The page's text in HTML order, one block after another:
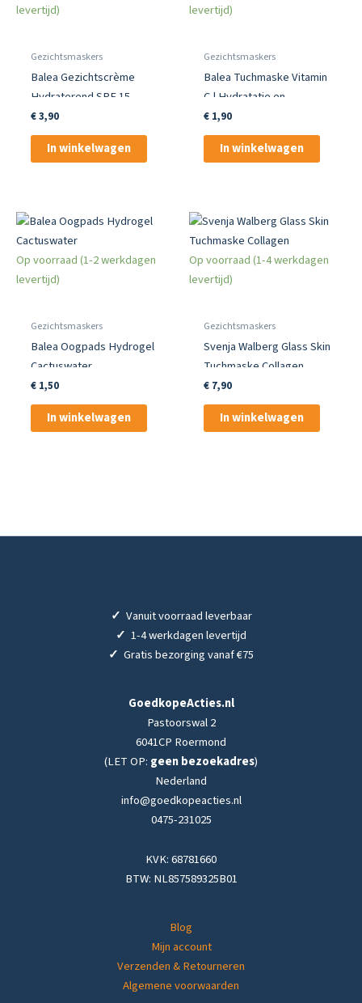
levertijd)
Gezichtsmaskers
Balea Gezichtscrème
Hydraterend SPF 15
€3,90
In winkelwagen
levertijd)
Gezichtsmaskers
Balea Tuchmaske Vitamin
C | Hydratatie en
Verzorging
€1,90
In winkelwagen
Op voorraad (1-2 werkdagen
levertijd)
Gezichtsmaskers
Balea Oogpads Hydrogel
Cactuswater
€1,50
In winkelwagen
Op voorraad (1-4 werkdagen
levertijd)
Gezichtsmaskers
Svenja Walberg Glass Skin
Tuchmaske Collagen
€7,90
In winkelwagen
✓ Vanuit voorraad leverbaar
✓ 1-4 werkdagen levertijd
✓ Gratis bezorging vanaf €75
GoedkopeActies.nl
Pastoorswal 2
6041CP Roermond
(LET OP: geen bezoekadres)
Nederland
info@goedkopeacties.nl
0475-231025
KVK: 68781660
BTW: NL857589325B01
Blog
Mijn account
Verzenden & Retourneren
Algemene voorwaarden